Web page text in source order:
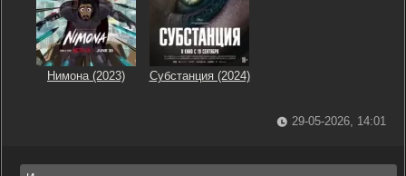
Нимона (2023) Субстанция (2024)
29-05-2026, 14:01